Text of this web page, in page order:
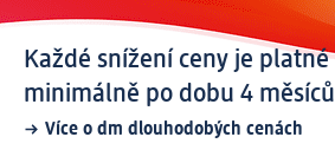
Každé snížení ceny je platné
minimálně po dobu 4 měsíců
Více o dm dlouhodobých cenách